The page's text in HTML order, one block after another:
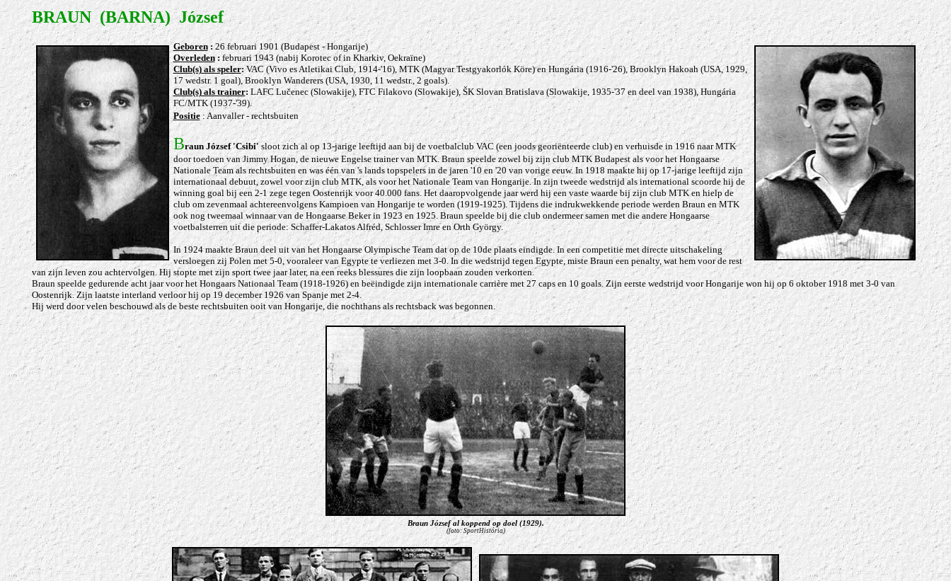
BRAUN(BARNA) József
Geboren:26 februari 1901 (Budapest - Hongarije)
Overleden:februari 1943 (nabij Korotec of in Kharkiv, Oekraïne)
Club(s) als speler:VAC (Vivo es Atletikai Club, 1914-'16), MTK (Magyar Testgyakorlók Köre) en Hungária (1916-'26),Brooklyn Hakoah (USA, 1929,
17 wedstr. 1 goal), Brooklyn Wanderers (USA, 1930, 11 wedstr., 2 goals).
Club(s) als trainer: LAFC Lučenec (Slowakije), FTC Filakovo (Slowakije), ŠK Slovan Bratislava (Slowakije, 1935-'37 en deel van 1938), Hungária
FC/MTK (1937-'39).
Positie : Aanvaller - rechtsbuiten
Braun József 'Csibi'sloot zich al op 13-jarige leeftijd aan bij de voetbalclub VAC (een joods georiënteerde club) en verhuisde in 1916 naar MTK
door toedoen van Jimmy Hogan, de nieuwe Engelse trainer van MTK. Braun speelde zowel bij zijn club MTK Budapest als voor het Hongaarse
Nationale Team als rechtsbuiten en was één van 's lands topspelers in de jaren '10 en '20 van vorige eeuw. In 1918 maakte hij op 17-jarige leeftijd zijn
internationaal debuut, zowel voor zijn club MTK, als voor het Nationale Team van Hongarije. In zijn tweede wedstrijd als international scoorde hij de
winning goal bij een 2-1 zege tegen Oostenrijk voor 40.000 fans. Het daaropvolgende jaar werd hij een vaste waarde bij zijn club MTK en hielp de
club om zevenmaal achtereenvolgens Kampioen van Hongarije te worden (1919-1925). Tijdens die indrukwekkende periode werden Braun en MTK
ook nog tweemaal winnaar van de Hongaarse Beker in 1923 en 1925. Braun speelde bij die club ondermeer samen met die andere Hongaarse
voetbalsterren uit die periode: Schaffer-Lakatos Alfréd, Schlosser Imre en Orth György.
In 1924 maakte Braun deel uit van het Hongaarse Olympische Team dat op de 10de plaats eindigde. In een competitie met directe uitschakeling
versloegen zij Polen met5-0, vooraleer van Egypte te verliezen met 3-0. In die wedstrijd tegen Egypte, miste Braun een penalty, wat hem voor de rest
van zijn leven zou achtervolgen. Hij stopte met zijn sport twee jaar later, na een reeks blessures die zijn loopbaan zouden verkorten.
Braun speelde gedurende acht jaar voor het Hongaars Nationaal Team (1918-1926) en beëindigde zijn internationale carrière met 27 caps en 10 goals. Zijn eerste wedstrijd voor Hongarije won hij op 6 oktober 1918 met 3-0 van
Oostenrijk. Zijn laatste interland verloor hij op 19 december 1926 van Spanje met 2-4.
Hij werd door velen beschouwd als de beste rechtsbuiten ooit van Hongarije, die nochthans als rechtsback was begonnen.
Braun József al koppend op doel (1929).
(foto: SportHistória)